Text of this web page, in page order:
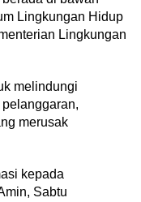
Lingkungan Hidup
Lingkungan
melindungi
merusak
kepada
Sabtu